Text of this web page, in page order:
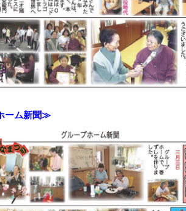
ーム新聞≫